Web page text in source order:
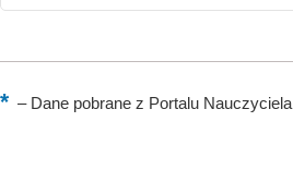
–Dane pobrane z Portalu Nauczyciela